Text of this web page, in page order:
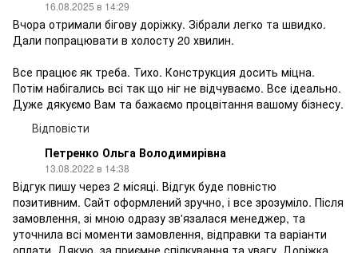
16.08.2025 в 14:29
Вчора отримали бігову доріжку. Зібрали легко та швидко.
Дали попрацювати в холосту 20 хвилин.
Все працює як треба. Тихо. Конструкция досить міцна.
Потім набігались всі так що ніг не відчуваємо. Все ідеально.
Дуже дякуємо Вам та бажаємо процвітання вашому бізнесу.
Відповісти
Петренко Ольга Володимирівна
13.08.2022 в 14:38
Відгук пишу через 2 місяці. Відгук буде повністю
позитивним. Сайт оформлений зручно, і все зрозуміло. Після
замовлення, зі мною одразу зв'язалася менеджер, та
уточнила всі моменти замовлення, відправки та варіанти
оплати. Дякую, за приємне спілкування та увагу. Доріжка